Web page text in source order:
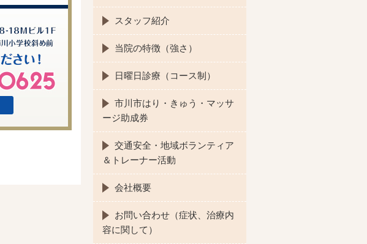
スタッフ紹介
当院の特徴（強さ）
日曜日診療（コース制）
市川市はり・きゅう・マッサ
ージ助成券
交通安全・地域ボランティア
＆トレーナー活動
会社概要
お問い合わせ（症状、治療内
容に関して）